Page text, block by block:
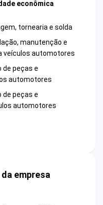
econômica
tornearia e solda
manutenção e
veículos automotores
de peças e
automotores
de peças e
automotores
empresa